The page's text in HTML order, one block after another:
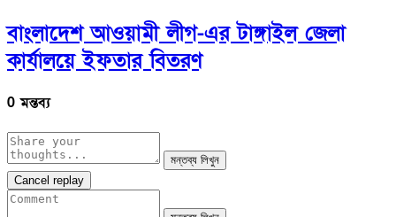
বাংলাদেশ আওয়ামী লীগ-এর টাঙ্গাইল জেলা
কার্যালয়ে ইফতার বিতরণ
0 মন্তব্য
মন্তব্য লিখুন
Cancel replay